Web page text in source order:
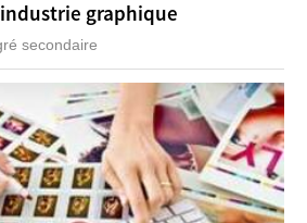
graphique
secondaire